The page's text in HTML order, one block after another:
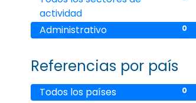
actividad
0
Administrativo
Referencias por país
0
Todos los países